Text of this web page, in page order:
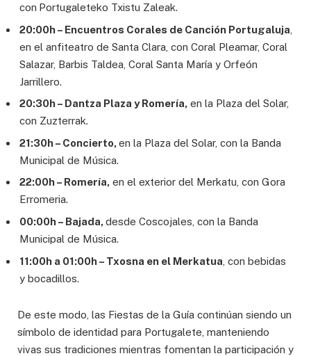
con Portugaleteko Txistu Zaleak.
20:00h – Encuentros Corales de Canción Portugaluja
en el anfiteatro de Santa Clara, con Coral Pleamar, Coral
Salazar, Barbis Taldea, Coral Santa María y Orfeón
Jarrillero.
20:30h – Dantza Plaza y Romería, en la Plaza del Solar,
con Zuzterrak.
21:30h – Concierto,en la Plaza del Solar, con la Banda
Municipal de Música.
22:00h – Romería, en el exterior del Merkatu, con Gora
Erromeria.
00:00h – Bajada,desde Coscojales, con la Banda
Municipal de Música.
11:00h a 01:00h – Txosna en el Merkatua , con bebidas
y bocadillos.
De este modo, las Fiestas de la Guía continúan siendo un
símbolo de identidad para Portugalete, manteniendo
vivas sus tradiciones mientras fomentan la participación y